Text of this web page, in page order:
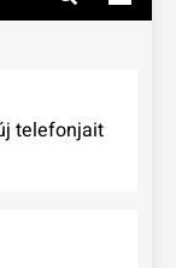
telefonjait